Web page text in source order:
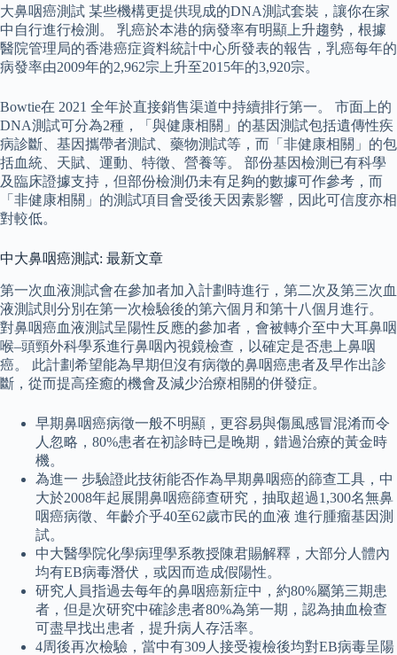
大鼻咽癌測試 某些機構更提供現成的DNA測試套裝，讓你在家
中自行進行檢測。 乳癌於本港的病發率有明顯上升趨勢，根據
醫院管理局的香港癌症資料統計中心所發表的報告，乳癌每年的
病發率由2009年的2,962宗上升至2015年的3,920宗。
Bowtie在 2021 全年於直接銷售渠道中持續排行第一。 市面上的
DNA測試可分為2種，「與健康相關」的基因測試包括遺傳性疾
病診斷、基因攜帶者測試、藥物測試等，而「非健康相關」的包
括血統、天賦、運動、特徵、營養等。 部份基因檢測已有科學
及臨床證據支持，但部份檢測仍未有足夠的數據可作參考，而
「非健康相關」的測試項目會受後天因素影響，因此可信度亦相
對較低。
中大鼻咽癌測試: 最新文章
第一次血液測試會在參加者加入計劃時進行，第二次及第三次血
液測試則分別在第一次檢驗後的第六個月和第十八個月進行。
對鼻咽癌血液測試呈陽性反應的參加者，會被轉介至中大耳鼻咽
喉–頭頸外科學系進行鼻咽內視鏡檢查，以確定是否患上鼻咽
癌。 此計劃希望能為早期但沒有病徵的鼻咽癌患者及早作出診
斷，從而提高痊癒的機會及減少治療相關的併發症。
早期鼻咽癌病徵一般不明顯，更容易與傷風感冒混淆而令
人忽略，80%患者在初診時已是晚期，錯過治療的黃金時
機。
為進一 步驗證此技術能否作為早期鼻咽癌的篩查工具，中
大於2008年起展開鼻咽癌篩查研究，抽取超過1,300名無鼻
咽癌病徵、年齡介乎40至62歲市民的血液 進行腫瘤基因測
試。
中大醫學院化學病理學系教授陳君賜解釋，大部分人體內
均有EB病毒潛伏，或因而造成假陽性。
研究人員指過去每年的鼻咽癌新症中，約80%屬第三期患
者，但是次研究中確診患者80%為第一期，認為抽血檢查
可盡早找出患者，提升病人存活率。
4周後再次檢驗，當中有309人接受複檢後均對EB病毒呈陽